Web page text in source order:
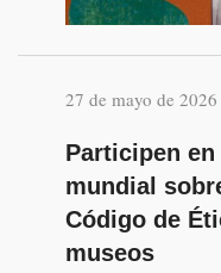
27 de mayo de 2026
Participen
mundial
Código de
museos